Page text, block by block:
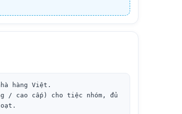
hàng Việt.
/ cao cấp) cho tiệc nhóm, đủ